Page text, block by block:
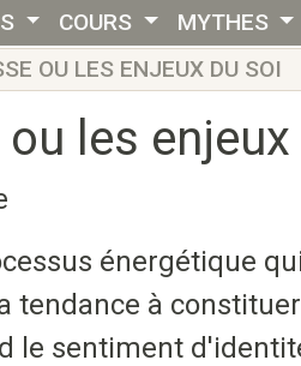
COURS MYTHES
OU LES ENJEUX DU SOI
ou les
énergétique
à
le sentiment